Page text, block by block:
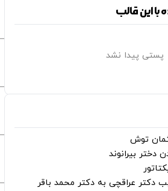
این قالب
پستی پیدا نشد
‌توش
دختر بیرانوند
دکتر عراقچی به دکتر محمد باقر